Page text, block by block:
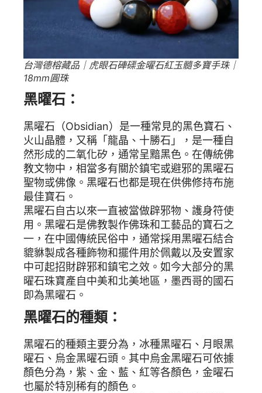
台灣德榕藏品｜虎眼石硨磲金曜石紅玉髓多寶手珠｜
18mm圓珠
黑曜石：
黑曜石（Obsidian）是一種常見的黑色寶石、
火山晶體，又稱「龍晶、十勝石」，是一種自
然形成的二氧化矽，通常呈黯黑色。在傳統佛
教文物中，相當多有關於鎮宅或避邪的黑曜石
聖物或佛像。黑曜石也都是現在供佛修持布施
最佳寶石。
黑曜石自古以來一直被當做辟邪物、護身符使
用。黑曜石是佛教製作佛珠和工藝品的寶石之
一，在中國傳統民俗中，通常採用黑曜石結合
貔貅製成各種飾物和擺件用於佩戴以及安置家
中可起招財辟邪和鎮宅之效。如今大部分的黑
曜石珠寶產自中美和北美地區，墨西哥的國石
即為黑曜石。
黑曜石的種類：
黑曜石的種類主要分為，冰種黑曜石、月眼黑
曜石、烏金黑曜石頭。其中烏金黑曜石可依據
顏色分為，紫、金、藍、紅等各顏色，金曜石
也屬於特別稀有的顏色。